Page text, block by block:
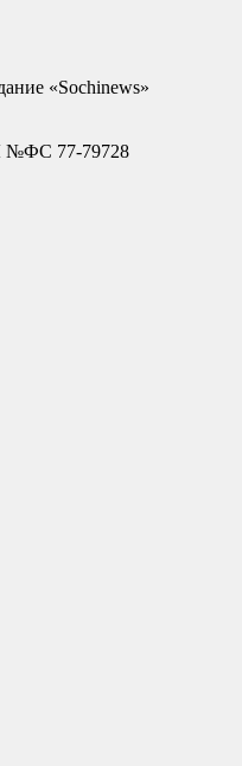
«Sochinews»
№ФС 77-79728